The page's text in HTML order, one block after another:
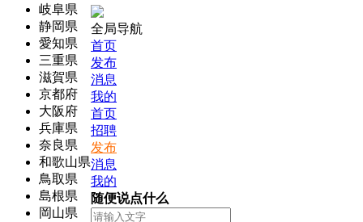
岐阜県
静岡県
愛知県
三重県
滋賀県
京都府
大阪府
兵庫県
奈良県
和歌山県
鳥取県
島根県
岡山県
全局导航
首页
发布
消息
我的
首页
招聘
发布
消息
我的
随便说点什么